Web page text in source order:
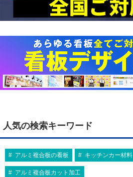
人気の検索キーワード
アルミ複合板の看板 キッチンカー材料
アルミ複合板カット加工